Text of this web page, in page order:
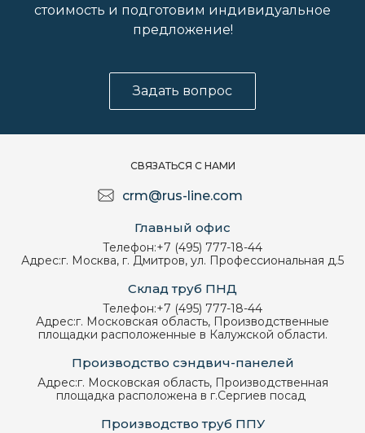
стоимость и подготовим индивидуальное
предложение!
Задать вопрос
СВЯЗАТЬСЯ С НАМИ
crm@rus-line.com
Главный офис
Телефон:+7 (495) 777-18-44
Адрес:г. Москва, г. Дмитров, ул. Профессиональная д.5
Склад труб ПНД
Телефон:+7 (495) 777-18-44
Адрес:г. Московская область, Производственные
площадки расположенные в Калужской области.
Производство сэндвич-панелей
Адрес:г. Московская область, Производственная
площадка расположена в г.Сергиев посад
Производство труб ППУ